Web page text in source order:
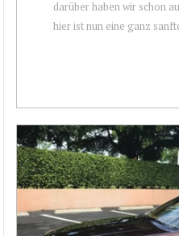
darüber haben wir schon
hier ist nun eine ganz